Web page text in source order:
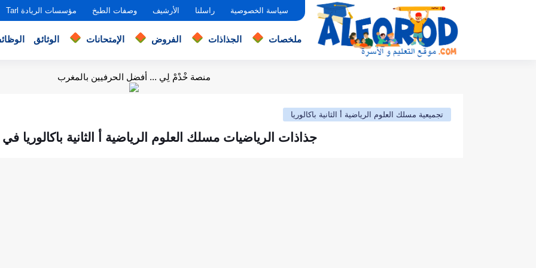
سياسة الخصوصية راسلنا الأرشيف وصفات الطبخ مؤسسات الريادة Tarl
ملخصات الجذاذات الفروض الإمتحانات الوثائق
منصة خْدْمْ لِي ... أفضل الحرفيين بالمغرب
تجميعية مسلك العلوم الرياضية أ الثانية باكالوريا
جذاذات الرياضيات مسلك العلوم الرياضية أ الثانية باكالوريا